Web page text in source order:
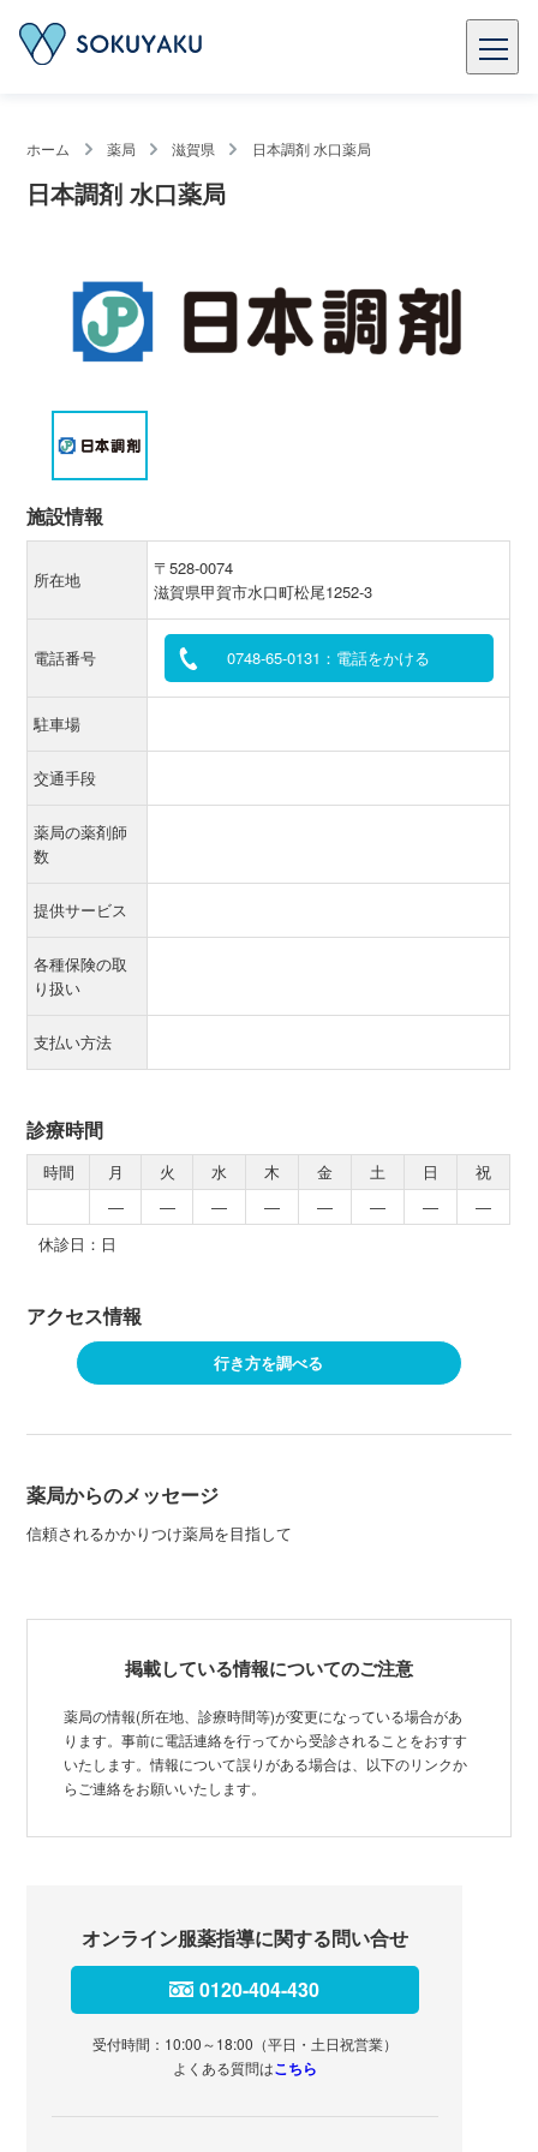
ホーム 薬局 滋賀県 日本調剤 水口薬局
日本調剤 水口薬局
施設情報
所在地
〒528-0074
滋賀県甲賀市水口町松尾1252-3
電話番号 0748-65-0131：電話をかける
駐車場
交通手段
薬局の薬剤師
数
提供サービス
各種保険の取
り扱い
支払い方法
診療時間
時間 月 火 水 木 金 土 日
祝
―
― ― ― ― ― ―
―
休診日：日
アクセス情報
行き方を調べる
薬局からのメッセージ
信頼されるかかりつけ薬局を目指して
掲載している情報についてのご注意
薬局の情報(所在地、診療時間等)が変更になっている場合があ
ります。事前に電話連絡を行ってから受診されることをおすす
いたします。情報について誤りがある場合は、以下のリンクか
らご連絡をお願いいたします。
オンライン服薬指導に関する問い合せ
0120-404-430
受付時間：10:00～18:00（平日・土日祝営業）
よくある質問はこちら